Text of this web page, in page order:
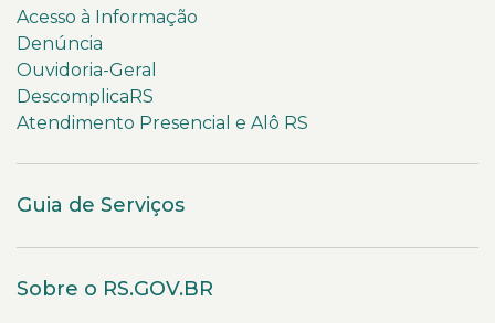
Acesso à Informação
Denúncia
Ouvidoria-Geral
DescomplicaRS
Atendimento Presencial e Alô RS
Guia de Serviços
Sobre o RS.GOV.BR